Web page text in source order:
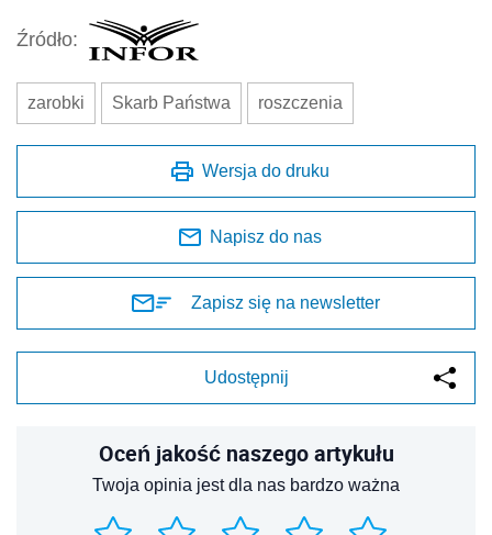
Źródło:
zarobki Skarb Państwa roszczenia
Wersja do druku
Napisz do nas
Zapisz się na newsletter
Udostępnij
Oceń jakość naszego artykułu
Twoja opinia jest dla nas bardzo ważna